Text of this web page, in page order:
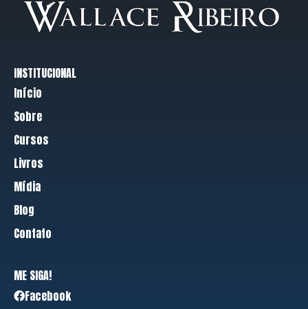
INSTITUCIONAL
Início
Sobre
Cursos
Livros
Mídia
Blog
Contato
ME SIGA!
Facebook